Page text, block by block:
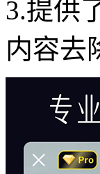
3.提供
内容去